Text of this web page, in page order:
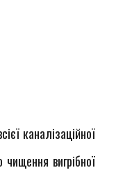
каналізаційної
вигрібної